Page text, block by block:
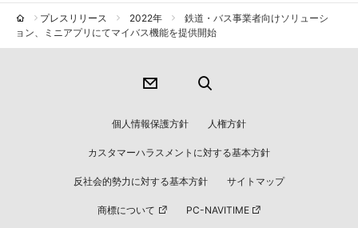
プレスリリース 2022年
鉄道・バス事業者向けソリューシ
ョン、ミニアプリにてマイバス機能を提供開始
個人情報保護方針 人権方針
カスタマーハラスメントに対する基本方針
反社会的勢力に対する基本方針 サイトマップ
商標について PC-NAVITIME